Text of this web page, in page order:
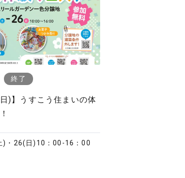
終了
)】うすこう住まいの体
)・26(日) 10：00-16：00